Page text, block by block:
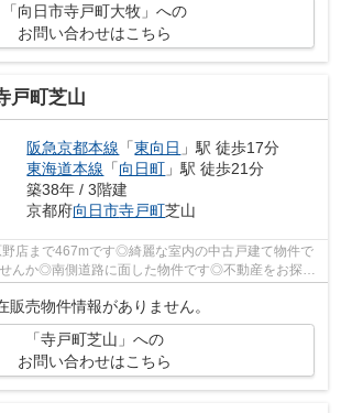
「向日市寺戸町大牧」への
お問い合わせはこちら
戸町芝山
阪急京都本線 「東向日 」駅 徒歩17分
東海道本線 「向日町 」駅 徒歩21分
築38年 / 3階建
京都府向日市寺戸町芝山
店まで467mです◎綺麗な室内の中古戸建て物件で
んか◎南側道路に面した物件です◎不動産をお探し
さい◎あなたのこだ...
販売物件情報がありません。
「寺戸町芝山」への
お問い合わせはこちら